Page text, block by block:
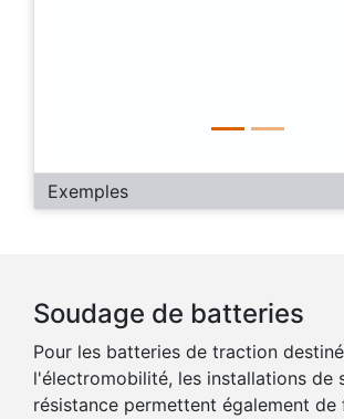
Exemples
Soudage de batteries
Pour les batteries de traction
l'électromobilité, les installations de
résistance permettent également de